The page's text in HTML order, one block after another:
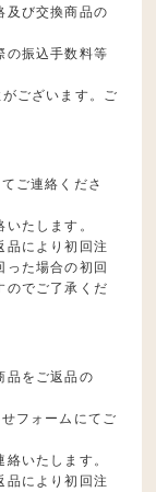
及び交換商品の
の振込手数料等
ございます。ご
ご連絡くださ
たします。
品により初回注
った場合の初回
のでご了承くだ
品をご返品の
フォームにてご
いたします。
品により初回注